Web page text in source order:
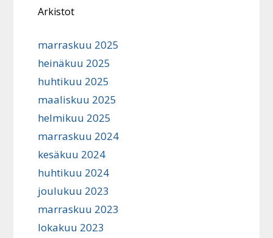
Arkistot
marraskuu 2025
heinäkuu 2025
huhtikuu 2025
maaliskuu 2025
helmikuu 2025
marraskuu 2024
kesäkuu 2024
huhtikuu 2024
joulukuu 2023
marraskuu 2023
lokakuu 2023